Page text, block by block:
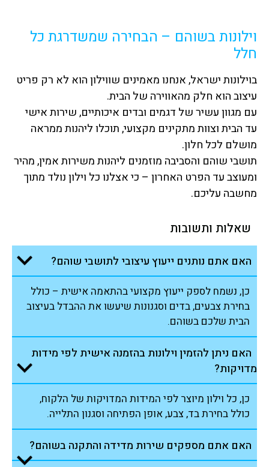
וילונות בשוהם – הבחירה שמשדרגת כל
חלל
בוילונות ישראל, אנחנו מאמינים שווילון הוא לא רק פריט
עיצוב הוא חלק מהאווירה של הבית.
עם מגוון עשיר של דגמים ובדים איכותיים, שירות אישי
עד הבית וצוות מתקינים מקצועי, תוכלו ליהנות ממראה
מושלם לכל חלון.
תושבי שוהם והסביבה מוזמנים ליהנות משירות אמין, מהיר
ומעוצב עד הפרט האחרון – כי אצלנו כל וילון נולד מתוך
מחשבה עליכם.
שאלות ותשובות
האם אתם נותנים ייעוץ עיצובי לתושבי שוהם?
כן, נשמח לספק ייעוץ מקצועי בהתאמה אישית – כולל
בחירת צבעים, בדים וסגנונות שיעשו את ההבדל בעיצוב
הבית שלכם בשוהם.
האם ניתן להזמין וילונות בהזמנה אישית לפי מידות
מדויקות?
כן, כל וילון מיוצר לפי המידות המדויקות של הלקוח,
כולל בחירת בד, צבע, אופן הפתיחה וסגנון התלייה.
האם אתם מספקים שירות מדידה והתקנה בשוהם?